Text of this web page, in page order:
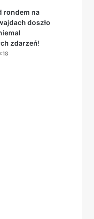
rondem na
doszło
zdarzeń!